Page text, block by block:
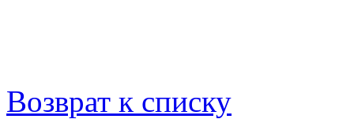
Возврат к списку